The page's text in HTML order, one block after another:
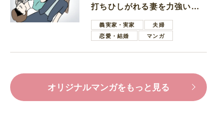
打ちひしがれる妻を力強い言
葉で励ます夫
義実家・実家
夫婦
恋愛・結婚
マンガ
オリジナルマンガをもっと見る